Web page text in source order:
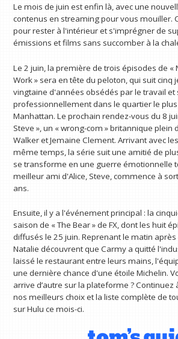
Le mois de juin est enfin là, avec une
contenus en streaming pour vous mouiller.
pour rester à l'intérieur et s'imprégner de
émissions et films sans succomber à la
Le 2 juin, la première de trois épisodes de «
Work » sera en tête du peloton, qui suit cinq
vingtaine d'années obsédés par le travail
professionnellement dans le quartier le
Manhattan. Le prochain rendez-vous du 8
Steve », un « wrong-com » britannique plein
Walker et Jemaine Clement. Arrivant avec
même temps, la série suit une amitié de
se transforme en une guerre émotionnelle
meilleur ami d'Alice, Steve, commence à
ans.
Ensuite, il y a l'événement principal : la
saison de « The Bear » de FX, dont les huit
diffusés le 25 juin. Reprenant le matin après
Natalie découvrent que Carmy a quitté
laissé le restaurant entre leurs mains,
une dernière chance d'une étoile Michelin.
arrive d’autre sur la plateforme ? Continuez
nos meilleurs choix et la liste complète de
sur Hulu ce mois-ci.